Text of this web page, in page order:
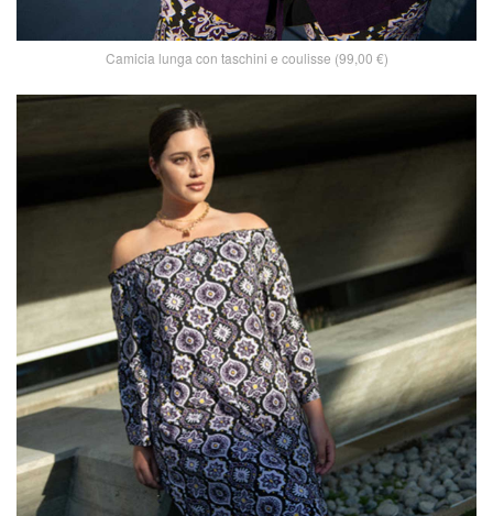
Camicia lunga con taschini e coulisse (99,00 €)